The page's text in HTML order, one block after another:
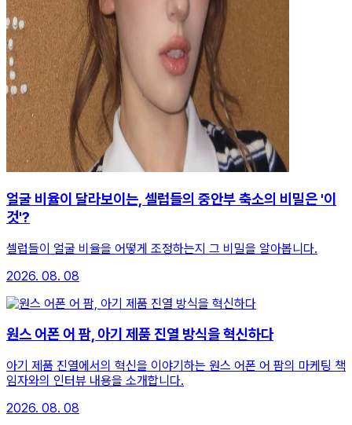
얼굴 비율이 달라보이는, 셀럽들의 중안부 축소의 비밀은 '이
것'?
셀럽들이 얼굴 비율을 어떻게 조정하는지 그 비밀을 알아봅니다.
2026. 08. 08
원스 어폰 어 팜, 아기 제품 진열 방식을 혁신하다
아기 제품 진열에서의 혁신을 이야기하는 원스 어폰 어 팜의 마케팅 책
임자와의 인터뷰 내용을 소개합니다.
2026. 08. 08